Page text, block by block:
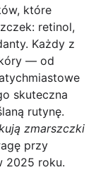
które
retinol,
. Każdy z
— od
skuteczna
rutynę.
zmarszczki
przy
2025 roku.